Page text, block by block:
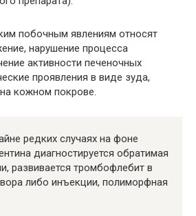
побочным явлениям относят
нарушение процесса
активности печеночных
проявления в виде зуда,
кожном покрове.
редких случаях на фоне
диагностируется обратимая
развивается тромбофлебит в
либо инъекции, полиморфная